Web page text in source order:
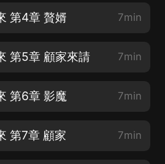
第4章 贅婿 7min
第5章 顧家來請 7min
第6章 影魔 7min
第7章 顧家 7min